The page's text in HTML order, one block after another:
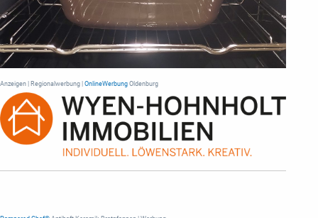
Anzeigen | Regionalwerbung | OnlineWerbung Oldenburg